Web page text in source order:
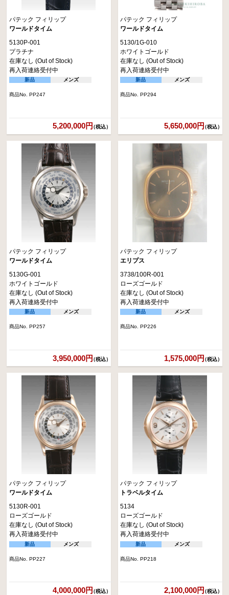
パテック フィリップ
ワールドタイム
5130P-001
プラチナ
在庫なし (Out of Stock)
再入荷連絡受付中
新品 メンズ
商品No. PP247
5,200,000円（税込）
パテック フィリップ
ワールドタイム
5130/1G-010
ホワイトゴールド
在庫なし (Out of Stock)
再入荷連絡受付中
新品 メンズ
商品No. PP294
5,650,000円（税込）
パテック フィリップ
ワールドタイム
5130G-001
ホワイトゴールド
在庫なし (Out of Stock)
再入荷連絡受付中
新品 メンズ
商品No. PP257
3,950,000円（税込）
パテック フィリップ
エリプス
3738/100R-001
ローズゴールド
在庫なし (Out of Stock)
再入荷連絡受付中
新品 メンズ
商品No. PP226
1,575,000円（税込）
パテック フィリップ
ワールドタイム
5130R-001
ローズゴールド
在庫なし (Out of Stock)
再入荷連絡受付中
新品 メンズ
商品No. PP227
4,000,000円（税込）
パテック フィリップ
トラベルタイム
5134
ローズゴールド
在庫なし (Out of Stock)
再入荷連絡受付中
新品 メンズ
商品No. PP218
2,100,000円（税込）